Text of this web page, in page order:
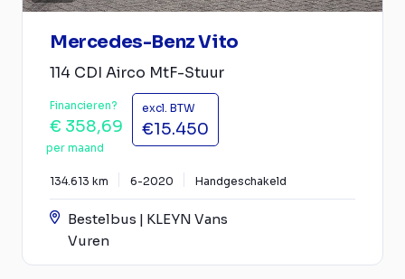
Mercedes-Benz Vito
114 CDI Airco MtF-Stuur
Financieren?
€ 358,69
per maand
excl. BTW
€15.450
134.613 km 6-2020 Handgeschakeld
Bestelbus | KLEYN Vans
Vuren